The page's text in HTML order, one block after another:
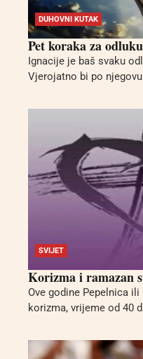
DUHOVNI KUTAK
Pet koraka za
Ignacije je baš svaku
Vjerojatno bi po
SVIJET
Korizma i ramazan
Ove godine Pepelnica
korizma, vrijeme od 40